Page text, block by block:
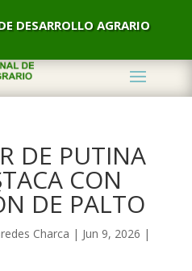
DESARROLLO AGRARIO
DE PUTINA
CON
DE PALTO
Charca | Jun 9, 2026 |